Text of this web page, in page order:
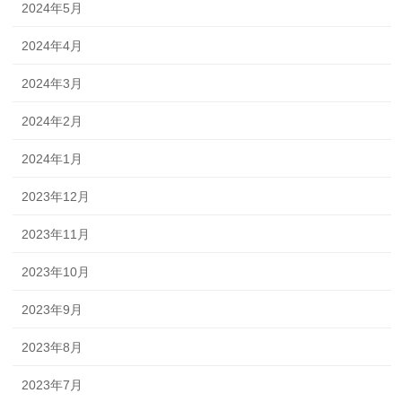
2024年5月
2024年4月
2024年3月
2024年2月
2024年1月
2023年12月
2023年11月
2023年10月
2023年9月
2023年8月
2023年7月